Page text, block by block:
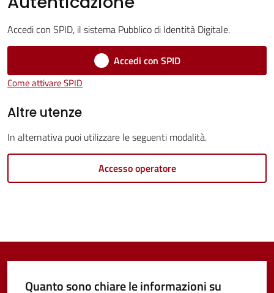
Servizi
Castel
Guelfo
online
Accedi con SPID, il sistema Pubblico di Identità Digitale.
Accedi con SPID
Come attivare SPID
Altre utenze
In alternativa puoi utilizzare le seguenti modalità.
Accesso operatore
Quanto sono chiare le informazioni su